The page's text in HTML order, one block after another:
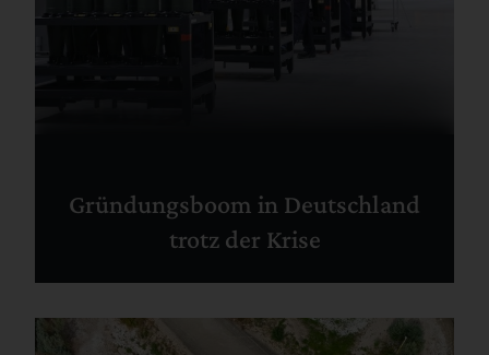
Gründungsboom in Deutschland
trotz der Krise